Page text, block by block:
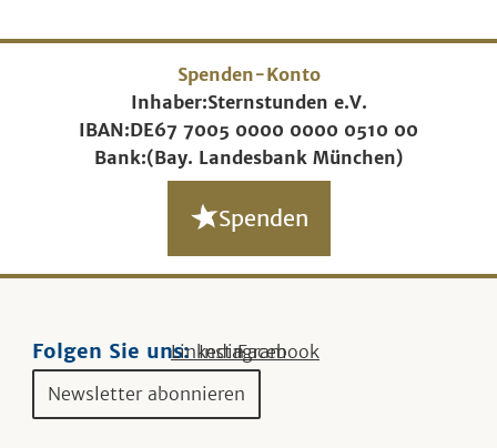
Spenden-Konto
Inhaber:Sternstunden e.V.
IBAN:DE67 7005 0000 0000 0510 00
Bank:(Bay. Landesbank München)
Spenden
Folgen Sie uns:Linkedin
Instagram
Facebook
Newsletter abonnieren